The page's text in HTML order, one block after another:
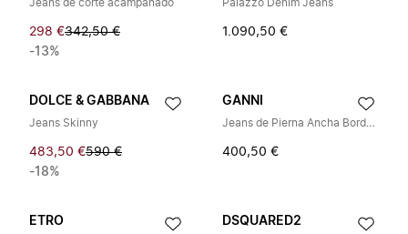
Jeans de corte acampanado
298 €342,50 €
-13%
Palazzo Denim Jeans
1.090,50 €
DOLCE & GABBANA
Jeans Skinny
483,50 €590 €
-18%
GANNI
Jeans de Pierna Ancha Bordados Florales
400,50 €
ETRO DSQUARED2